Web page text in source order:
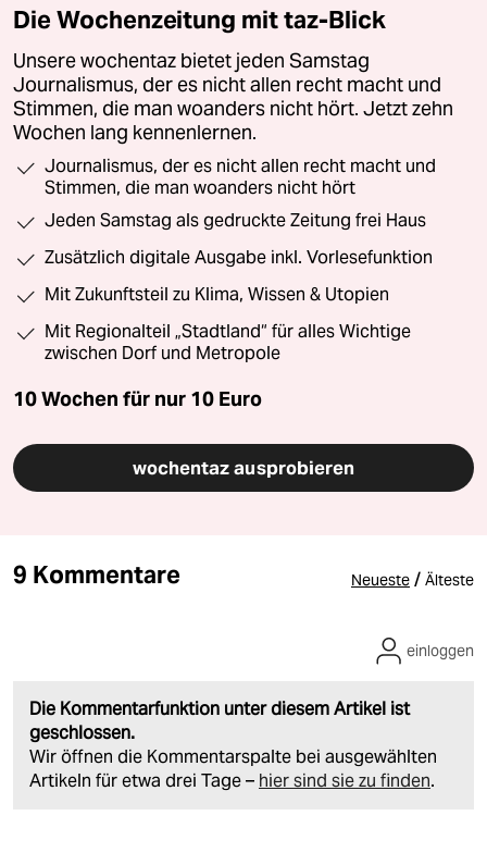
Die Wochenzeitung mit taz-Blick
Unsere wochentaz bietet jeden Samstag
Journalismus, der es nicht allen recht macht und
Stimmen, die man woanders nicht hört. Jetzt zehn
Wochen lang kennenlernen.
Journalismus, der es nicht allen recht macht und
Stimmen, die man woanders nicht hört
Jeden Samstag als gedruckte Zeitung frei Haus
Zusätzlich digitale Ausgabe inkl. Vorlesefunktion
Mit Zukunftsteil zu Klima, Wissen & Utopien
Mit Regionalteil „Stadtland“ für alles Wichtige
zwischen Dorf und Metropole
10 Wochen für nur 10 Euro
wochentaz ausprobieren
9 Kommentare Neueste / Älteste
Die Kommentarfunktion unter diesem Artikel ist
geschlossen.
Wir öffnen die Kommentarspalte bei ausgewählten
Artikeln für etwa drei Tage – hier sind sie zu finden.
einloggen